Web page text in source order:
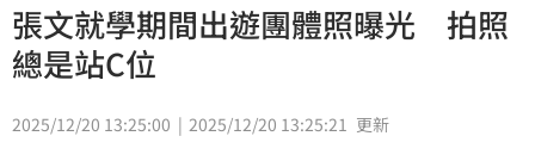
張文就學期間出遊團體照曝光 拍照
總是站C位
2025/12/20 13:25:00 2025/12/20 13:25:21 更新